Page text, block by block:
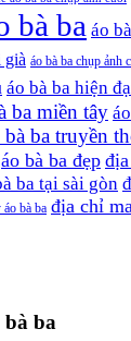
bà ba áo
già áo bà ba chụp ảnh
áo bà ba hiện
ba miền tây
bà ba truyền
áo bà ba đẹp
ba tại sài gòn
bà ba địa chỉ
bà ba